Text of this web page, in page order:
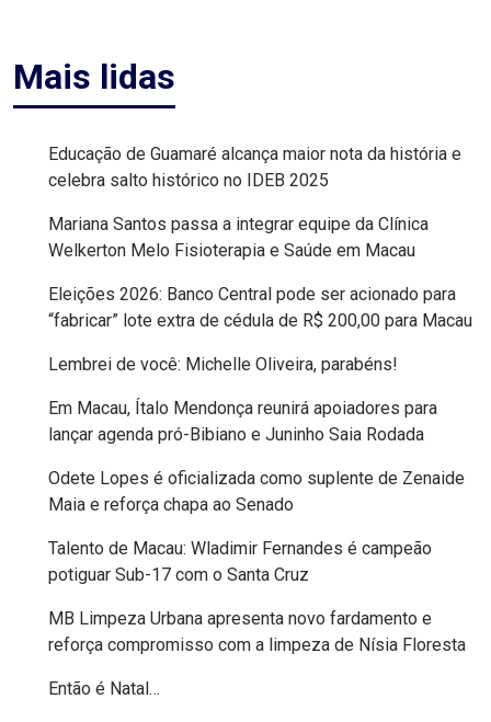
INDEPENDÊNCIA
DO
BRASIL
JOGOS
ESCOLARES
JORNALISMO
JUSTIÇA
DO
TRABALHO
JUSTIÇA
ELEITORAL
Mais lidas
Educação de Guamaré alcança maior nota da história e
celebra salto histórico no IDEB 2025
Mariana Santos passa a integrar equipe da Clínica
Welkerton Melo Fisioterapia e Saúde em Macau
Eleições 2026: Banco Central pode ser acionado para
“fabricar” lote extra de cédula de R$ 200,00 para Macau
Lembrei de você: Michelle Oliveira, parabéns!
Em Macau, Ítalo Mendonça reunirá apoiadores para
lançar agenda pró-Bibiano e Juninho Saia Rodada
Odete Lopes é oficializada como suplente de Zenaide
Maia e reforça chapa ao Senado
Talento de Macau: Wladimir Fernandes é campeão
potiguar Sub-17 com o Santa Cruz
MB Limpeza Urbana apresenta novo fardamento e
reforça compromisso com a limpeza de Nísia Floresta
Então é Natal…